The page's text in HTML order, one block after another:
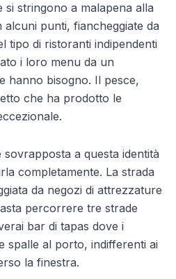
stringono a malapena alla
alcuni punti, fiancheggiate da
tipo di ristoranti indipendenti
i loro menu da un
hanno bisogno. Il pesce,
che ha prodotto le
sovrapposta a questa identità
completamente. La strada
da negozi di attrezzature
percorrere tre strade
bar di tapas dove i
spalle al porto, indifferenti ai
la finestra.